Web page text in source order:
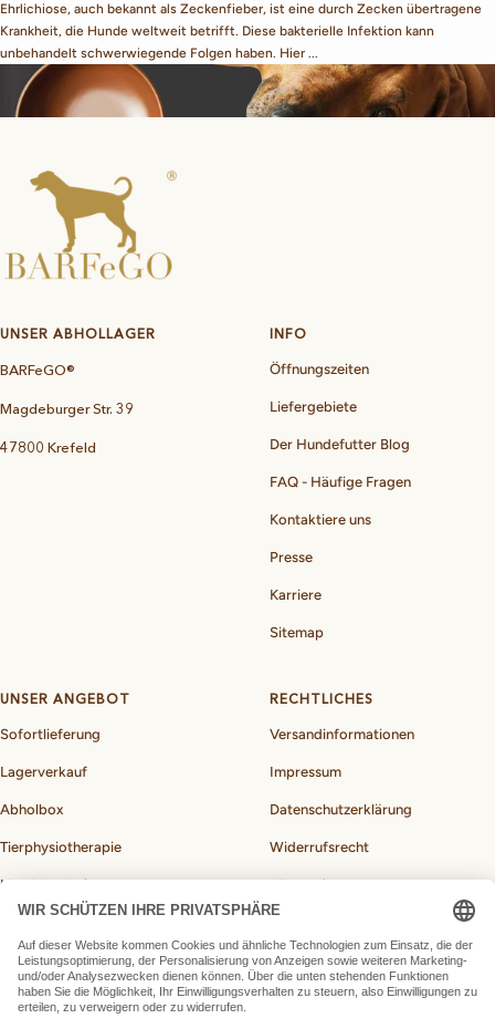
Ehrlichiose, auch bekannt als Zeckenfieber, ist eine durch Zecken übertragene
Krankheit, die Hunde weltweit betrifft. Diese bakterielle Infektion kann
unbehandelt schwerwiegende Folgen haben. Hier ...
UNSER ABHOLLAGER
BARFeGO®
Magdeburger Str. 39
47800 Krefeld
INFO
Öffnungszeiten
Liefergebiete
Der Hundefutter Blog
FAQ - Häufige Fragen
Kontaktiere uns
Presse
Karriere
Sitemap
UNSER ANGEBOT
Sofortlieferung
Lagerverkauf
Abholbox
Tierphysiotherapie
Hundebedarf
RECHTLICHES
Versandinformationen
Impressum
Datenschutzerklärung
Widerrufsrecht
Allgemeine
Geschäftsbedingungen
Vertrag widerrufen